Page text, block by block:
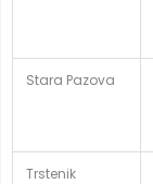
Stara Pazova
Trstenik